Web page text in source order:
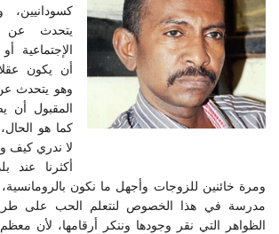
يتحدث عن
الإجتماعية
أن يكون
وهو يتحدث
المقبول أن
كما هو
لا ندري كيف
أكثرنا عند
ومرة خائنين للزوجات وأجهل ما نكون بالرومانسية،
مدرسة في هذا الخصوص لنتعلم الحب على
الظواهر التي نقر وجودها وننكر أرقامها، لأن